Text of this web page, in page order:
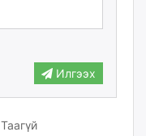
Илгээх
Таагүй